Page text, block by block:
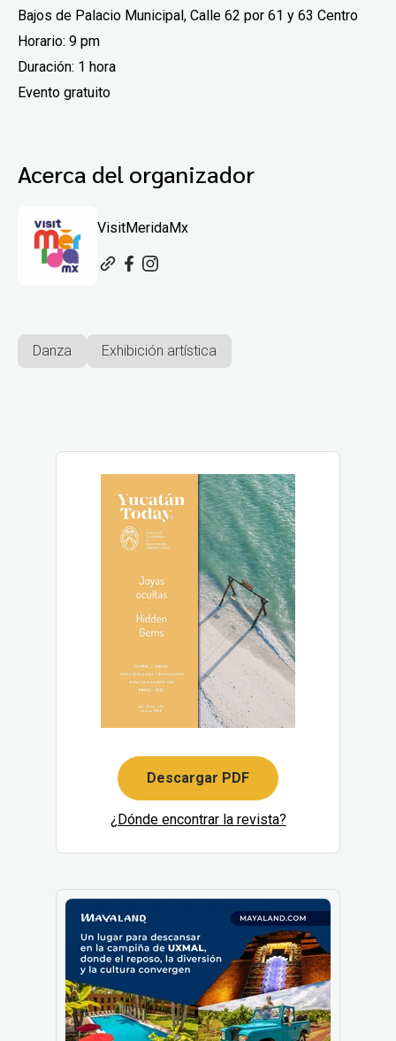
Bajos de Palacio Municipal, Calle 62 por 61 y 63 Centro
Horario: 9 pm
Duración: 1 hora
Evento gratuito
Acerca del organizador
VisitMeridaMx
Danza Exhibición artística
Descargar PDF
¿Dónde encontrar la revista?